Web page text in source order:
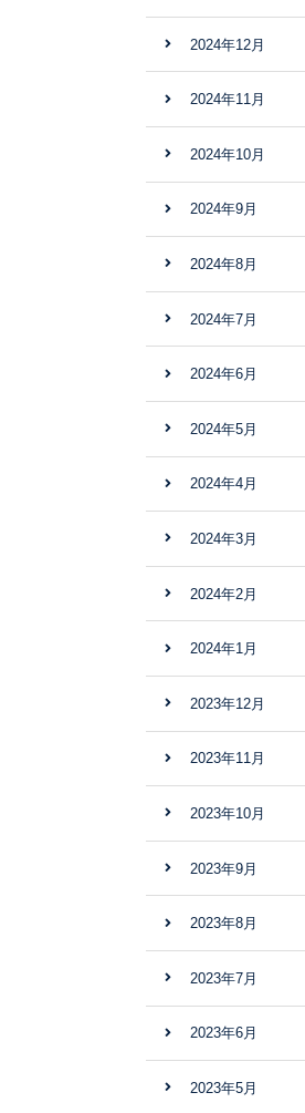
2024年12月
2024年11月
2024年10月
2024年9月
2024年8月
2024年7月
2024年6月
2024年5月
2024年4月
2024年3月
2024年2月
2024年1月
2023年12月
2023年11月
2023年10月
2023年9月
2023年8月
2023年7月
2023年6月
2023年5月